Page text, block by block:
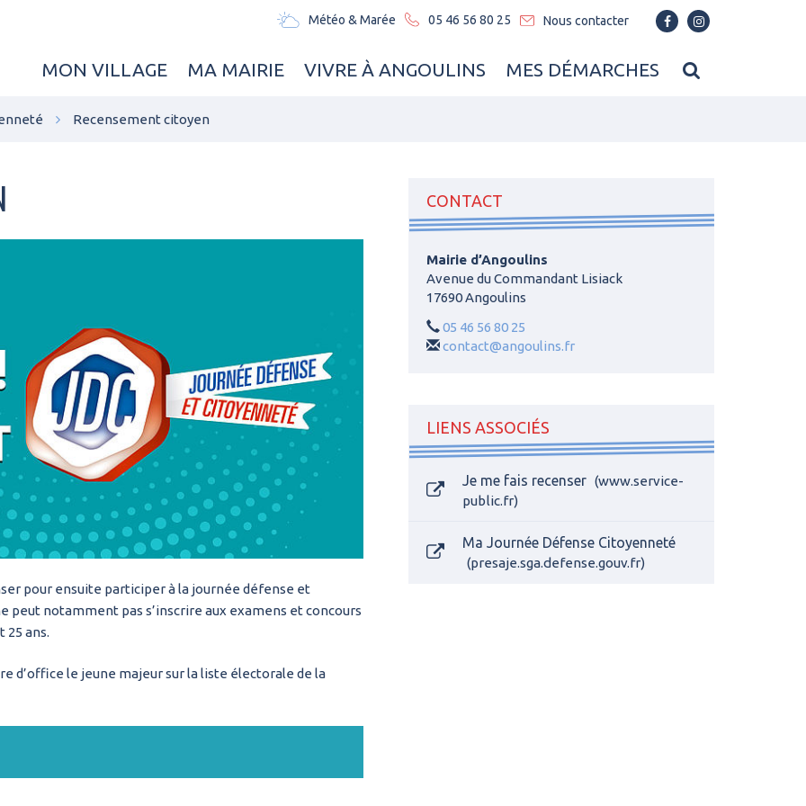
Météo & Marée 05 46 56 80 25 Nous contacter
Lien
compte
Lien
compte
MON VILLAGE MA MAIRIE VIVRE À ANGOULINS MES DÉMARCHES
Recensement citoyen
pour ensuite participer à la journée défense et
peut notamment pas s’inscrire aux examens et concours
25 ans.
d’office le jeune majeur sur la liste électorale de la
CONTACT
Mairie d’Angoulins
Avenue du Commandant Lisiack
17690 Angoulins
05 46 56 80 25
contact@angoulins.fr
LIENS ASSOCIÉS
Je me fais recenser
www.service-
public.fr
Ma Journée Défense Citoyenneté
presaje.sga.defense.gouv.fr